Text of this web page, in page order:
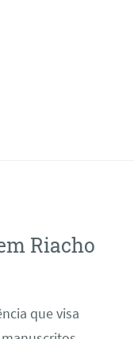
Riacho
que visa